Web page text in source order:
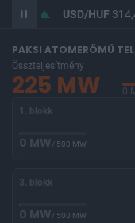
USD/HUF 314,42 0,43%
PAKSI ATOMERŐMŰ
Összteljesítmény
225 MW 0
1. blokk
0 MW/ 500 MW
3. blokk
0 MW/ 500 MW